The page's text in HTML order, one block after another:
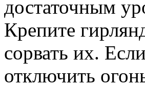
достаточным
Крепите
сорвать их.
отключить